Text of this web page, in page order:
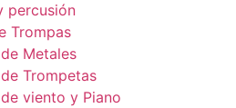
percusión
Trompas
Metales
Trompetas
viento y Piano